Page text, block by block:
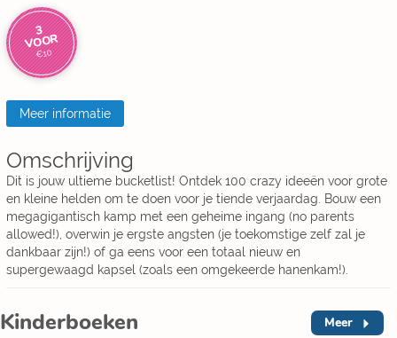
3
VOOR
€10
Meer informatie
Omschrijving
Dit is jouw ultieme bucketlist! Ontdek 100 crazy ideeën voor grote
en kleine helden om te doen voor je tiende verjaardag. Bouw een
megagigantisch kamp met een geheime ingang (no parents
allowed!), overwin je ergste angsten (je toekomstige zelf zal je
dankbaar zijn!) of ga eens voor een totaal nieuw en
supergewaagd kapsel (zoals een omgekeerde hanenkam!).
Kinderboeken Meer